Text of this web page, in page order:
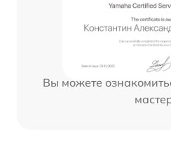
Вы можете